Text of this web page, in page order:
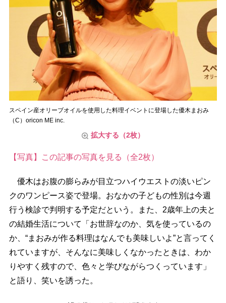
スペイン産オリーブオイルを使用した料理イベントに登場した優木まおみ
（C）oricon ME inc.
拡大する（2枚）
【写真】この記事の写真を見る（全2枚）
優木はお腹の膨らみが目立つハイウエストの淡いピン
クのワンピース姿で登場。おなかの子どもの性別は今週
行う検診で判明する予定だという。また、2歳年上の夫と
の結婚生活について「お世辞なのか、気を使っているの
か、“まおみが作る料理はなんでも美味しいよ”と言ってく
れていますが、そんなに美味しくなかったときは、わか
りやすく残すので、色々と学びながらつくっています」
と語り、笑いを誘った。